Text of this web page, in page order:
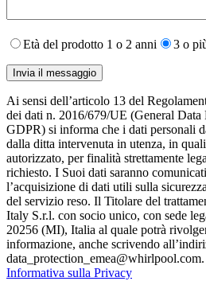
Età del prodotto 1 o 2 anni 3 o
Ai sensi dell’articolo 13 del
dei dati n. 2016/679/UE (General Data
GDPR) si informa che i dati personali
dalla ditta intervenuta in utenza,​ in
autorizzato, per finalità strettamente
richiesto. I S​uoi dati saranno
l’acquisizione di dati utili sulla
del servizio reso. Il Titolare del
Italy S.r.l. con socio unico, con sede
20256 (MI), Italia al quale potrà
informazione, anche scrivendo
Informativa sulla Privacy